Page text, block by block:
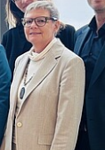
notwendige
von